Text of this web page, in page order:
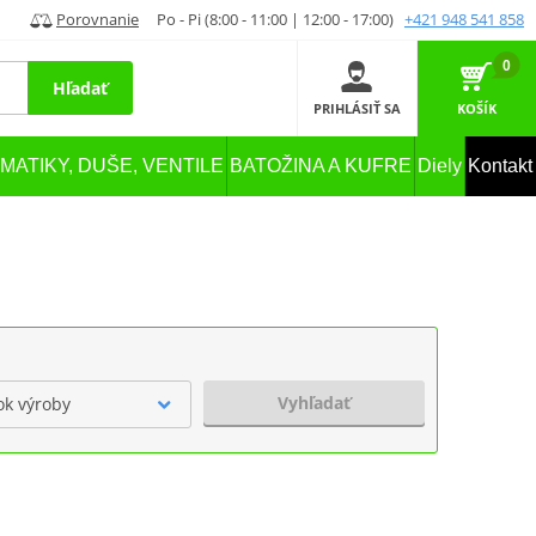
Porovnanie Po - Pi (8:00 - 11:00 | 12:00 - 17:00) +421 948 541 858
Hľadať
PRIHLÁSIŤ SA
0
KOŠÍK
DUŠE, VENTILE BATOŽINA A KUFRE Diely Kontakt
výroby Vyhľadať